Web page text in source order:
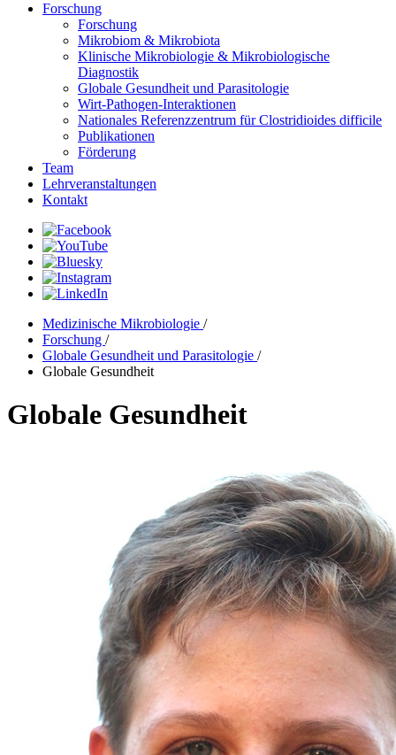
Forschung
Forschung
Mikrobiom & Mikrobiota
Klinische Mikrobiologie & Mikrobiologische
Diagnostik
Globale Gesundheit und Parasitologie
Wirt-Pathogen-Interaktionen
Nationales Referenzzentrum für Clostridioides difficile
Publikationen
Förderung
Team
Lehrveranstaltungen
Kontakt
Medizinische Mikrobiologie /
Forschung /
Globale Gesundheit und Parasitologie /
Globale Gesundheit
Globale Gesundheit